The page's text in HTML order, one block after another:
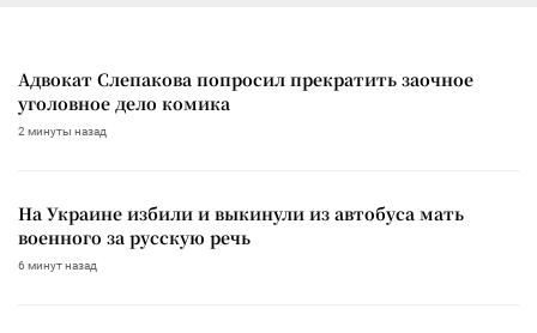
Адвокат Слепакова попросил прекратить заочное
уголовное дело комика
2 минуты назад
На Украине избили и выкинули из автобуса мать
военного за русскую речь
6 минут назад